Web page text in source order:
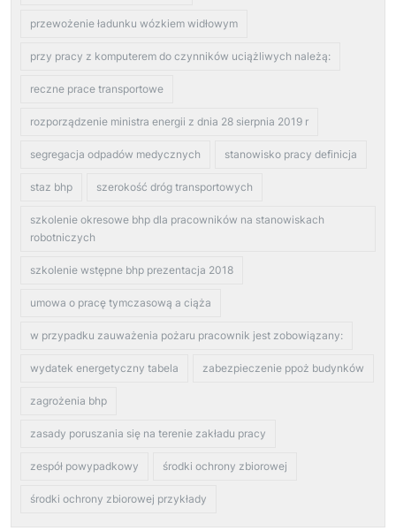
przewożenie ładunku wózkiem widłowym
przy pracy z komputerem do czynników uciążliwych należą:
reczne prace transportowe
rozporządzenie ministra energii z dnia 28 sierpnia 2019 r
segregacja odpadów medycznych stanowisko pracy definicja
staz bhp szerokość dróg transportowych
szkolenie okresowe bhp dla pracowników na stanowiskach
robotniczych
szkolenie wstępne bhp prezentacja 2018
umowa o pracę tymczasową a ciąża
w przypadku zauważenia pożaru pracownik jest zobowiązany:
wydatek energetyczny tabela zabezpieczenie ppoż budynków
zagrożenia bhp
zasady poruszania się na terenie zakładu pracy
zespół powypadkowy środki ochrony zbiorowej
środki ochrony zbiorowej przykłady